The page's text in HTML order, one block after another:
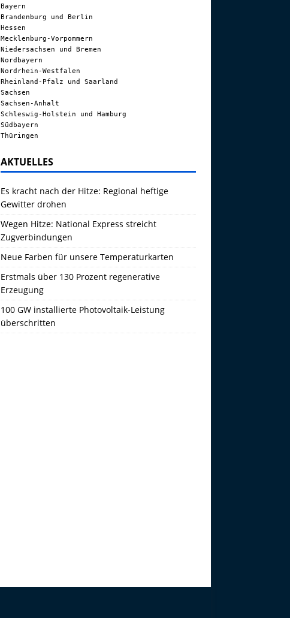
Bayern
Brandenburg und Berlin
Hessen
Mecklenburg-Vorpommern
Niedersachsen und Bremen
Nordbayern
Nordrhein-Westfalen
Rheinland-Pfalz und Saarland
Sachsen
Sachsen-Anhalt
Schleswig-Holstein und Hamburg
Südbayern
Thüringen
AKTUELLES
Es kracht nach der Hitze: Regional heftige
Gewitter drohen
Wegen Hitze: National Express streicht
Zugverbindungen
Neue Farben für unsere Temperaturkarten
Erstmals über 130 Prozent regenerative
Erzeugung
100 GW installierte Photovoltaik-Leistung
überschritten